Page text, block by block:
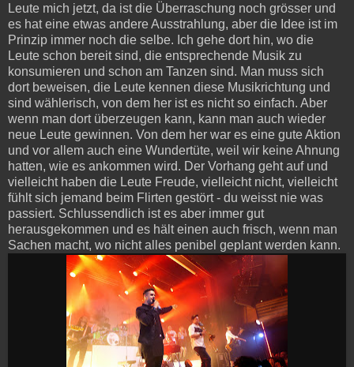
Leute mich jetzt, da ist die Überraschung noch grösser und
es hat eine etwas andere Ausstrahlung, aber die Idee ist im
Prinzip immer noch die selbe. Ich gehe dort hin, wo die
Leute schon bereit sind, die entsprechende Musik zu
konsumieren und schon am Tanzen sind. Man muss sich
dort beweisen, die Leute kennen diese Musikrichtung und
sind wählerisch, von dem her ist es nicht so einfach. Aber
wenn man dort überzeugen kann, kann man auch wieder
neue Leute gewinnen. Von dem her war es eine gute Aktion
und vor allem auch eine Wundertüte, weil wir keine Ahnung
hatten, wie es ankommen wird. Der Vorhang geht auf und
vielleicht haben die Leute Freude, vielleicht nicht, vielleicht
fühlt sich jemand beim Flirten gestört - du weisst nie was
passiert. Schlussendlich ist es aber immer gut
herausgekommen und es hält einen auch frisch, wenn man
Sachen macht, wo nicht alles penibel geplant werden kann.